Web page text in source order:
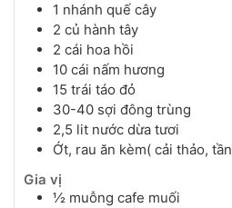
1 nhánh quế cây
2 củ hành tây
2 cái hoa hồi
10 cái nấm hương
15 trái táo đỏ
30-40 sợi đông trùng
2,5 lit nước dừa tươi
Ớt, rau ăn kèm( cải thảo,
Gia vị
½ muỗng cafe muối